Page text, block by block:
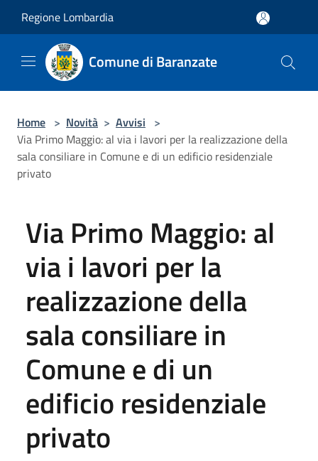
Regione Lombardia
Comune di Baranzate
Home > Novità > Avvisi >
Via Primo Maggio: al via i lavori per la realizzazione della
sala consiliare in Comune e di un edificio residenziale
privato
Via Primo Maggio: al
via i lavori per la
realizzazione della
sala consiliare in
Comune e di un
edificio residenziale
privato